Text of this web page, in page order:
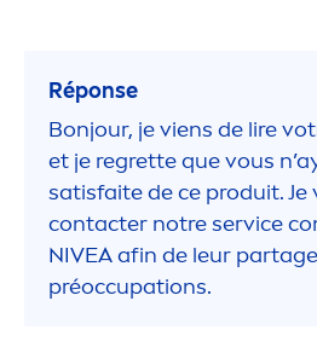
Réponse
Bonjour, je viens de lire
et je regrette que vous
satisfaite de ce produit. Je
contacter notre service
NIVEAafin de leur
préoccupations.